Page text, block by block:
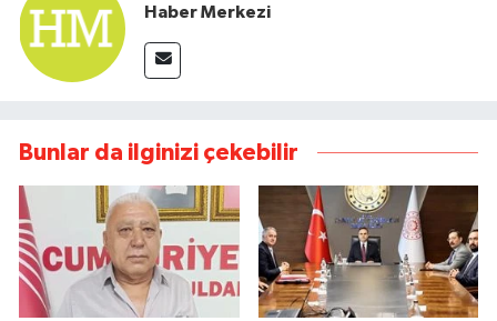
Haber Merkezi
Bunlar da ilginizi çekebilir